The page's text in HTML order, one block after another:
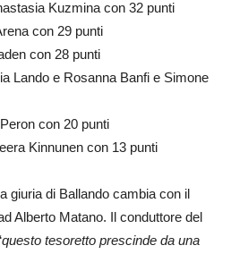
Kuzmina con 32 punti
con 29 punti
con 28 punti
Lando e Rosanna Banfi e Simone
con 20 punti
Kinnunen con 13 punti
giuria di Ballando cambia con il
Alberto Matano. Il conduttore del
questo tesoretto prescinde da una